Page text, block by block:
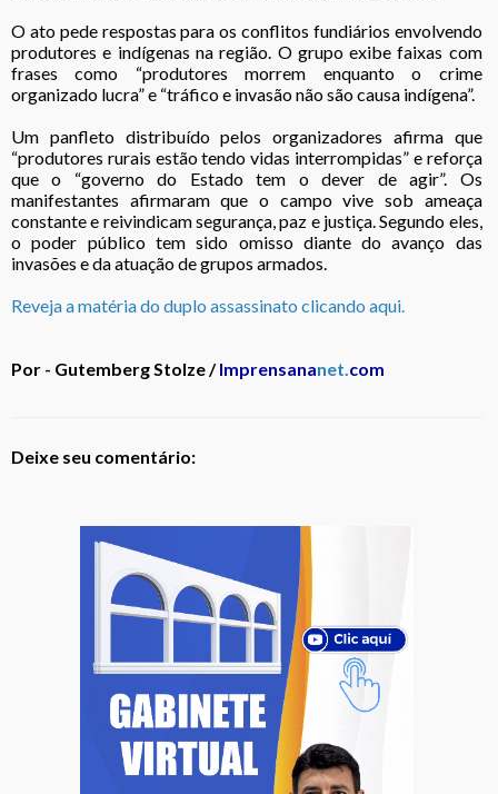
O ato pede respostas para os conflitos fundiários envolvendo
produtores e indígenas na região. O grupo exibe faixas com
frases como “produtores morrem enquanto o crime
organizado lucra” e “tráfico e invasão não são causa indígena”.
Um panfleto distribuído pelos organizadores afirma que
“produtores rurais estão tendo vidas interrompidas” e reforça
que o “governo do Estado tem o dever de agir”. Os
manifestantes afirmaram que o campo vive sob ameaça
constante e reivindicam segurança, paz e justiça. Segundo eles,
o poder público tem sido omisso diante do avanço das
invasões e da atuação de grupos armados.
Reveja a matéria do duplo assassinato clicando aqui.
Por - Gutemberg Stolze /Imprensananet. com
Deixe seu comentário: